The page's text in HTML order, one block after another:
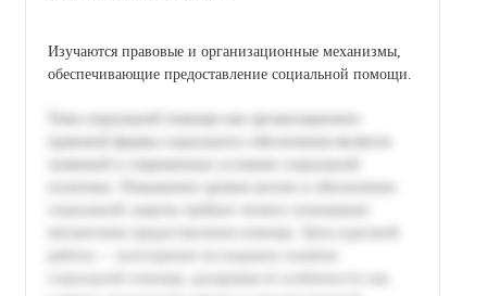
Изучаются правовые и организационные механизмы,
обеспечивающие предоставление социальной помощи.